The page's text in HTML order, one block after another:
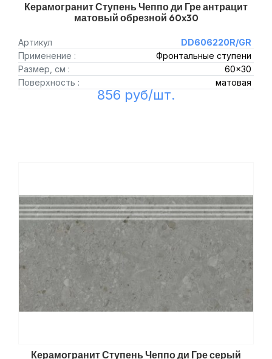
Керамогранит Ступень Чеппо ди Гре антрацит
матовый обрезной 60x30
Артикул
DD606220R/GR
Применение :
Фронтальные ступени
Размер, см :
60x30
Поверхность :
матовая
856 руб/шт.
Керамогранит Ступень Чеппо ди Гре серый